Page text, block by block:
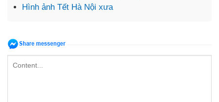
Hình ảnh Tết Hà Nội xưa